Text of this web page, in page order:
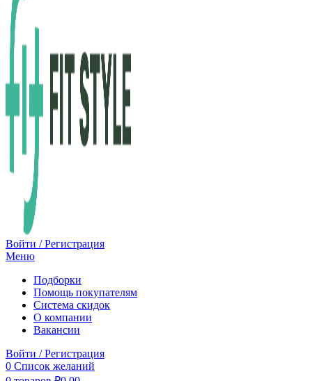
Войти / Регистрация
Меню
Подборки
Помощь покупателям
Система скидок
О компании
Вакансии
Войти / Регистрация
0 Список желаний